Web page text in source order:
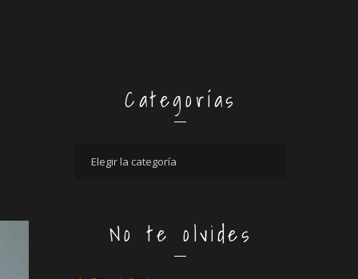
Categorías
No te olvides